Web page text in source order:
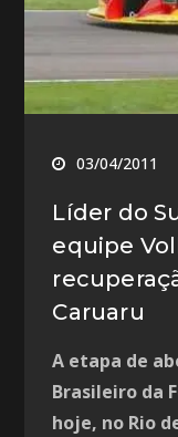
03/04/2011
Líder do
equipe
Caruaru
A etapa de
Brasileiro da
hoje, no Rio